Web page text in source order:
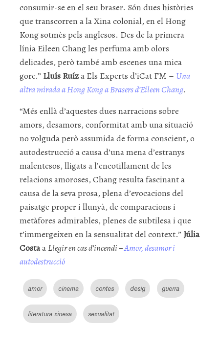
consumir-se en el seu braser. Són dues històries
que transcorren a la Xina colonial, en el Hong
Kong sotmès pels anglesos. Des de la primera
línia Eileen Chang les perfuma amb olors
delicades, però també amb escenes una mica
gore.” Lluís Ruíza Els Experts d’iCat FM – Una
altra mirada a Hong Kong a Brasers d’Eileen Chang.
“Més enllà d’aquestes dues narracions sobre
amors, desamors, conformitat amb una situació
no volguda però assumida de forma conscient, o
autodestrucció a causa d’una mena d’estranys
malentesos, lligats a l’encotillament de les
relacions amoroses, Chang resulta fascinant a
causa de la seva prosa, plena d’evocacions del
paisatge proper i llunyà, de comparacions i
metàfores admirables, plenes de subtilesa i que
t’immergeixen en la sensualitat del context.” Júlia
Costaa Llegir en cas d’incendi –Amor, desamor i
autodestrucció
amor cinema contes desig guerra
literatura xinesa sexualitat